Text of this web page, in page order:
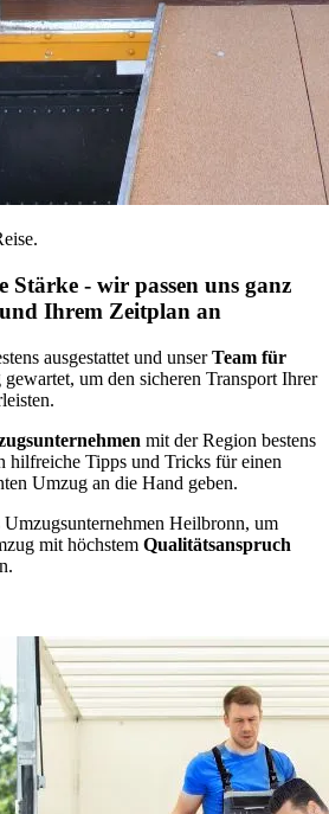
Stärke - wir passen uns ganz
Ihrem Zeitplan an
ausgestattet und unserTeam für
um den sicheren Transport Ihrer
mit der Region bestens
hilfreiche Tipps und Tricks für einen
Umzug an die Hand geben.
Umzugsunternehmen Heilbronn, um
mit höchstem Qualitätsanspruch